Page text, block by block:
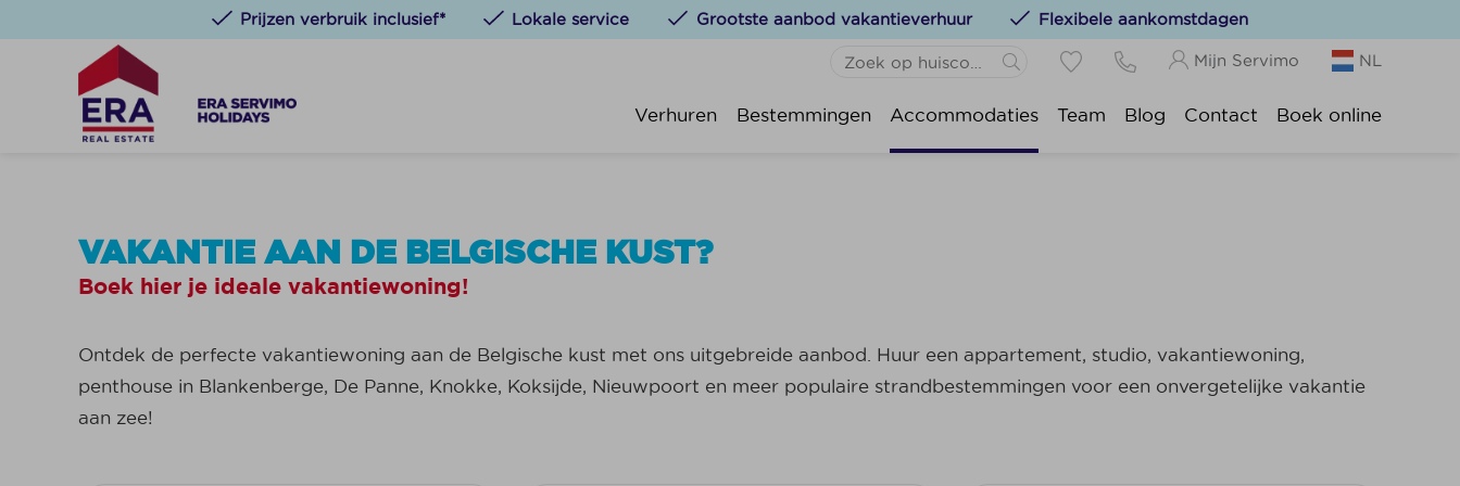
Prijzen verbruik inclusief* Lokale service Grootste aanbod vakantieverhuur Flexibele aankomstdagen
Je kunt accommodaties toevoegen aan uw favorieten door op het
te
Knokke-Heist:
Mijn Servimo NL
Verhuren Bestemmingen Accommodaties Team Blog Contact Boek online
VAKANTIE AAN DE BELGISCHE KUST?
Boek hier je ideale vakantiewoning!
Ontdek de perfecte vakantiewoning aan de Belgische kust met ons uitgebreide aanbod. Huur een appartement, studio, vakantiewoning,
penthouse in Blankenberge, De Panne, Knokke, Koksijde, Nieuwpoort en meer populaire strandbestemmingen voor een onvergetelijke vakantie
aan zee!